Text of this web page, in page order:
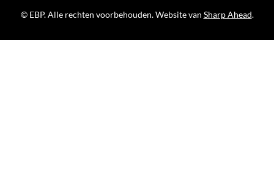
© EBP. Alle rechten voorbehouden. Website van Sharp Ahead.